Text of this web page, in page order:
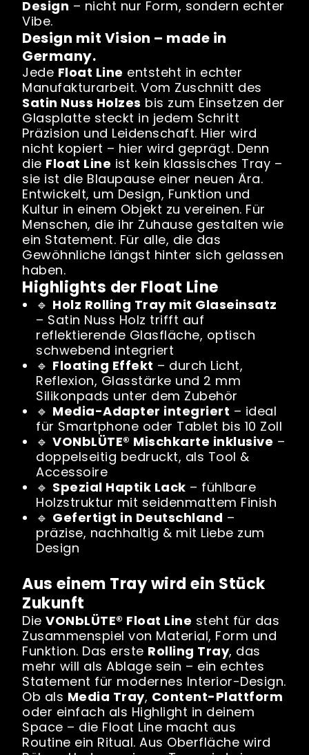
Design – nicht nur Form, sondern echter
Vibe.
Design mit Vision – made in
Germany.
Jede Float Line entsteht in echter
Manufakturarbeit. Vom Zuschnitt des
Satin Nuss Holzes bis zum Einsetzen der
Glasplatte steckt in jedem Schritt
Präzision und Leidenschaft. Hier wird
nicht kopiert – hier wird geprägt. Denn
die Float Line ist kein klassisches Tray –
sie ist die Blaupause einer neuen Ära.
Entwickelt, um Design, Funktion und
Kultur in einem Objekt zu vereinen. Für
Menschen, die ihr Zuhause gestalten wie
ein Statement. Für alle, die das
Gewöhnliche längst hinter sich gelassen
haben.
Highlights der Float Line
🔹 Holz Rolling Tray mit Glaseinsatz
– Satin Nuss Holz trifft auf
reflektierende Glasfläche, optisch
schwebend integriert
🔹 Floating Effekt – durch Licht,
Reflexion, Glasstärke und 2 mm
Silikonpads unter dem Zubehör
🔹 Media-Adapter integriert – ideal
für Smartphone oder Tablet bis 10 Zoll
🔹VONbLÜTE® Mischkarte inklusive –
doppelseitig bedruckt, als Tool &
Accessoire
🔹 Spezial Haptik Lack – fühlbare
Holzstruktur mit seidenmattem Finish
🔹 Gefertigt in Deutschland –
präzise, nachhaltig & mit Liebe zum
Design
Aus einem Tray wird ein Stück
Zukunft
DieVONbLÜTE® Float Line steht für das
Zusammenspiel von Material, Form und
Funktion. Das erste Rolling Tray, das
mehr will als Ablage sein – ein echtes
Statement für modernes Interior-Design.
Ob als Media Tray, Content-Plattform
oder einfach als Highlight in deinem
Space – die Float Line macht aus
Routine ein Ritual. Aus Oberfläche wird